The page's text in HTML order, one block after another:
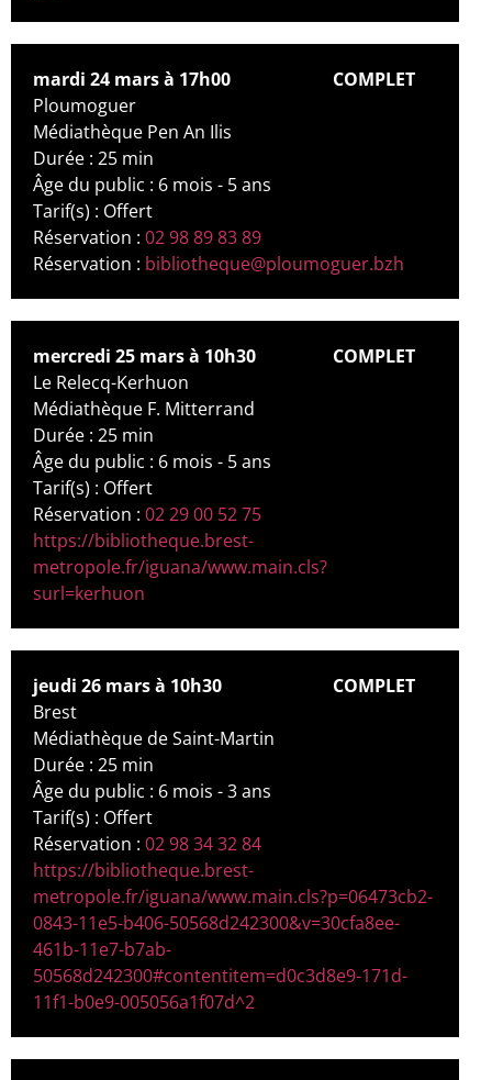
mardi 24 mars à 17h00
COMPLET
Ploumoguer
Médiathèque Pen An Ilis
Durée : 25 min
Âge du public : 6 mois - 5 ans
Tarif(s) : Offert
Réservation : 02 98 89 83 89
Réservation : bibliotheque@ploumoguer.bzh
mercredi 25 mars à 10h30
COMPLET
Le Relecq-Kerhuon
Médiathèque F. Mitterrand
Durée : 25 min
Âge du public : 6 mois - 5 ans
Tarif(s) : Offert
Réservation : 02 29 00 52 75
https://bibliotheque.brest-
metropole.fr/iguana/www.main.cls?
surl=kerhuon
jeudi 26 mars à 10h30
COMPLET
Brest
Médiathèque de Saint-Martin
Durée : 25 min
Âge du public : 6 mois - 3 ans
Tarif(s) : Offert
Réservation : 02 98 34 32 84
https://bibliotheque.brest-
metropole.fr/iguana/www.main.cls?p=06473cb2-
0843-11e5-b406-50568d242300&v=30cfa8ee-
461b-11e7-b7ab-
50568d242300#contentitem=d0c3d8e9-171d-
11f1-b0e9-005056a1f07d^2